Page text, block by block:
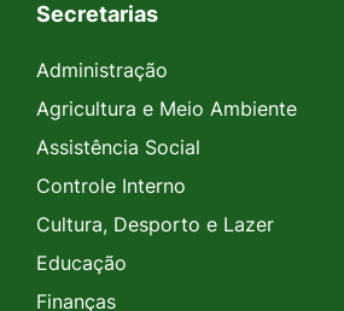
Secretarias
Administração
Agricultura e Meio Ambiente
Assistência Social
Controle Interno
Cultura, Desporto e Lazer
Educação
Finanças